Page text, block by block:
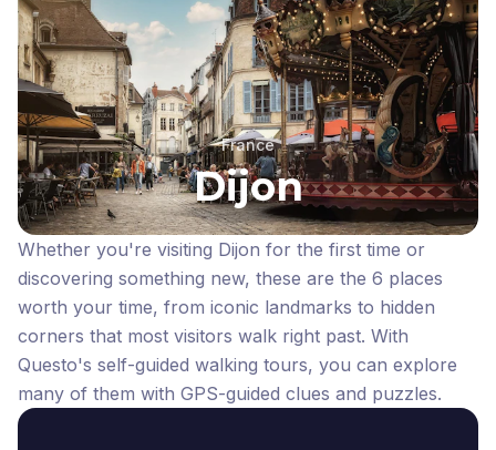
France
Dijon
Whether you're visiting Dijon for the first time or
discovering something new, these are the 6 places
worth your time, from iconic landmarks to hidden
corners that most visitors walk right past. With
Questo's self-guided walking tours, you can explore
many of them with GPS-guided clues and puzzles.